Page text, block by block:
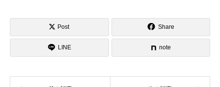
Post Share
LINE note